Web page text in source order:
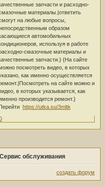
запчасти и расходно-
материалы.|ответить
на любые вопросы,
образом
автомобильных
используя в работе
смазочные материалы и
запчасти.} {На сайте
посмотреть видео, в которых
как именно осуществляется
на сайте можно и
в которых указывается, как
производится ремонт.}
https://utka.su/3mltk
Сервис обслуживания
создать форум